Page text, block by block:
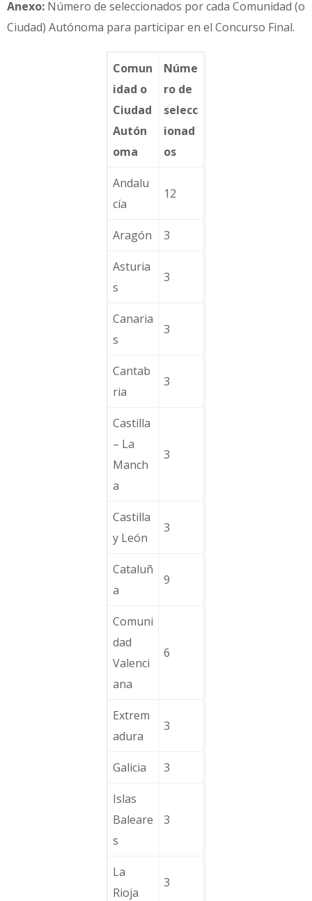
Anexo: Número de seleccionados por cada Comunidad (o
Ciudad) Autónoma para participar en el Concurso Final.
Comun
idad o
Ciudad
Autón
oma
Núme
ro de
selecc
ionad
os
Andalu
cía
12
Aragón 3
Asturia
s
3
Canaria
s
3
Cantab
ria
3
Castilla
– La
Manch
a
3
Castilla
y León
3
Cataluñ
a
9
Comuni
dad
Valenci
ana
6
Extrem
adura
3
Galicia 3
Islas
Baleare
s
3
La
Rioja
3